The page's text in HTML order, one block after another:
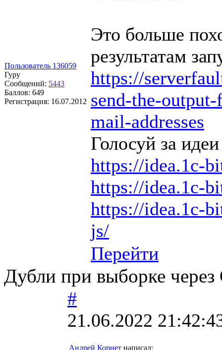
Пользователь 136059
Гуру
Сообщений: 5443
Баллов: 649
Регистрация: 16.07.2012
Это больше
результатам
https://
send-the-
mail-addresses
Голосуй за
https://idea.1c-
https://idea.1c-
https://idea.1c-
js/
Перейти
Дубли при выборке через
#
21.06.2022
Андрей Корнет написал: